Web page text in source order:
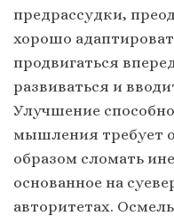
предрассудки,
хорошо
продвигаться
развиваться и
Улучшение
мышления требует
образом сломать
основанное на
авторитетах.